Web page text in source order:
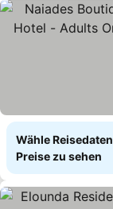
Wähle
Preise zu sehen